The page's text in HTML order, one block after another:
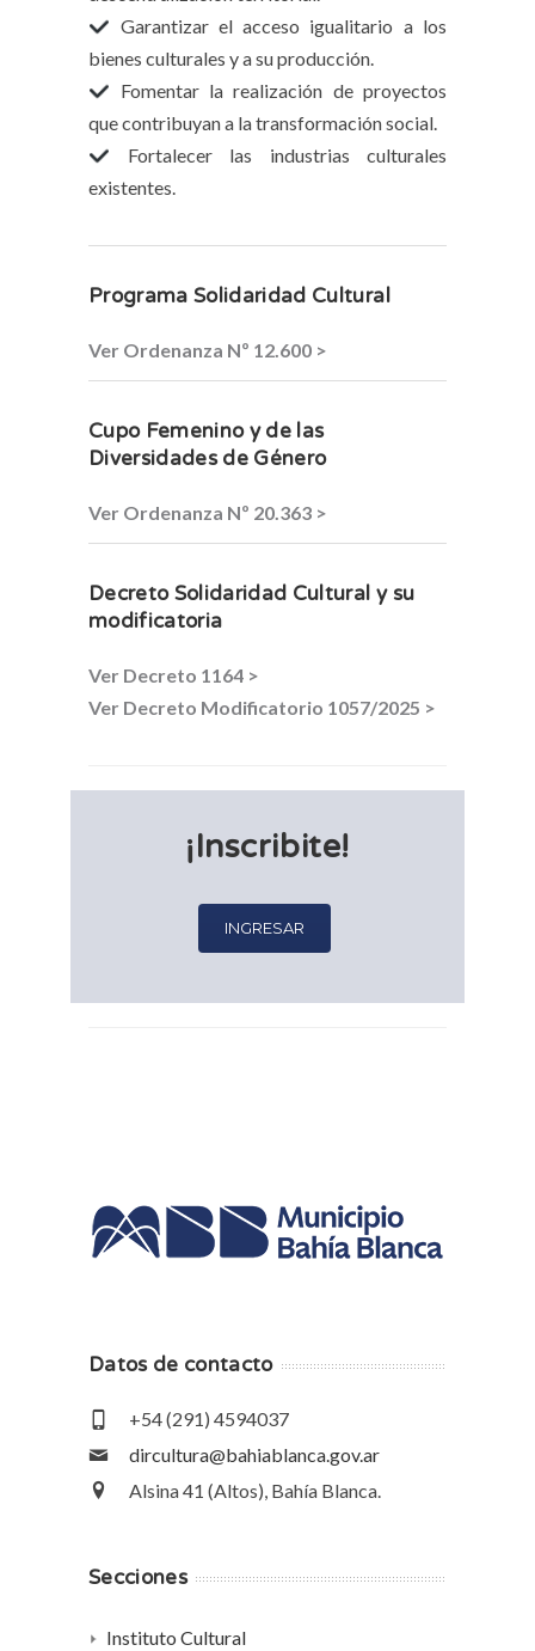
Garantizar el acceso igualitario a los
bienes culturales y a su producción.
Fomentar la realización de proyectos
que contribuyan a la transformación social.
Fortalecer las industrias culturales
existentes.
Programa Solidaridad Cultural
Ver Ordenanza Nº 12.600 >
Cupo Femenino y de las
Diversidades de Género
Ver Ordenanza Nº 20.363 >
Decreto Solidaridad Cultural y su
modificatoria
Ver Decreto 1164 >
Ver Decreto Modificatorio 1057/2025 >
¡Inscribite!
INGRESAR
Datos de contacto
+54 (291) 4594037
dircultura@bahiablanca.gov.ar
Alsina 41 (Altos), Bahía Blanca.
Secciones
Instituto Cultural